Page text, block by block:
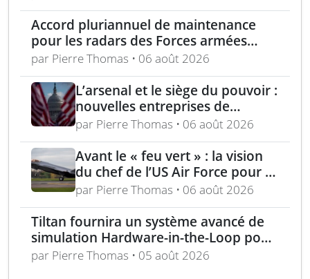
Accord pluriannuel de maintenance
pour les radars des Forces armées
polonaises
par Pierre Thomas • 06 août 2026
L’arsenal et le siège du pouvoir :
nouvelles entreprises de
défense, capital-risque et
politique industrielle des États
par Pierre Thomas • 06 août 2026
Avant le « feu vert » : la vision
du chef de l’US Air Force pour la
puissance aérienne alliée passe
par la langue, la culture et
l’expertise régionale
par Pierre Thomas • 06 août 2026
Tiltan fournira un système avancé de
simulation Hardware-in-the-Loop pour
un programme électro-optique IR
unique
par Pierre Thomas • 05 août 2026